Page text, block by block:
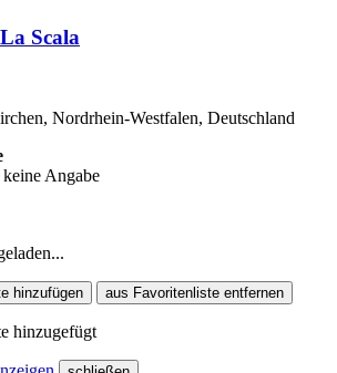
Scala
Nordrhein-Westfalen, Deutschland
Angabe
hinzufügen aus Favoritenliste entfernen
hinzugefügt